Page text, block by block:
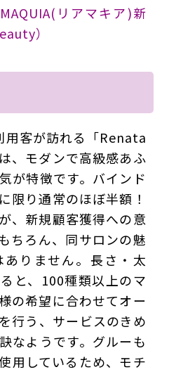
リアマキア)新
）
用客が訪れる「Renata
、モダンで高級感あふ
が特徴です。バインド
限り通常のほぼ半額！
、新規顧客獲得への意
ちろん、同サロンの魅
りません。長さ・太
と、100種類以上のマ
の希望に合わせてオー
行う、サービスのきめ
なようです。グルーも
用しているため、モチ